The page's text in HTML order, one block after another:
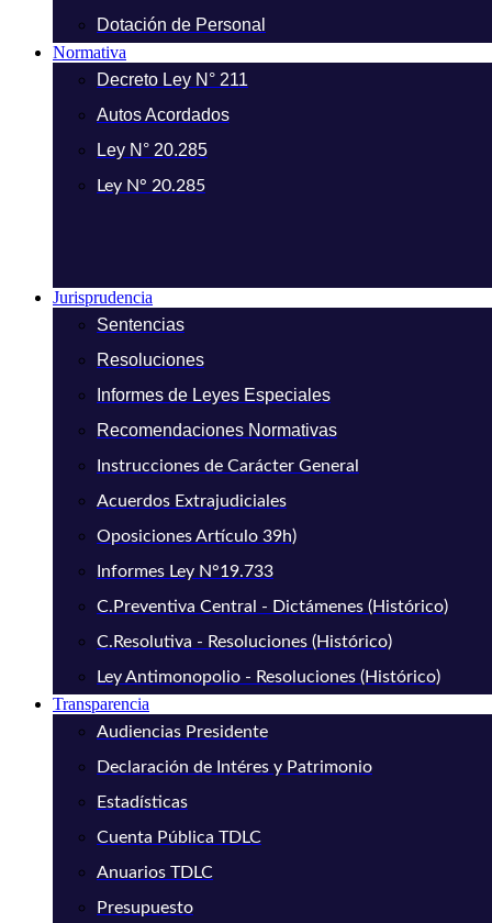
Dotación de Personal
Normativa
Decreto Ley N° 211
Autos Acordados
Ley N° 20.285
Ley N° 20.285
Jurisprudencia
Sentencias
Resoluciones
Informes de Leyes Especiales
Recomendaciones Normativas
Instrucciones de Carácter General
Acuerdos Extrajudiciales
Oposiciones Artículo 39h)
Informes Ley N°19.733
C.Preventiva Central - Dictámenes (Histórico)
C.Resolutiva - Resoluciones (Histórico)
Ley Antimonopolio - Resoluciones (Histórico)
Transparencia
Audiencias Presidente
Declaración de Intéres y Patrimonio
Estadísticas
Cuenta Pública TDLC
Anuarios TDLC
Presupuesto